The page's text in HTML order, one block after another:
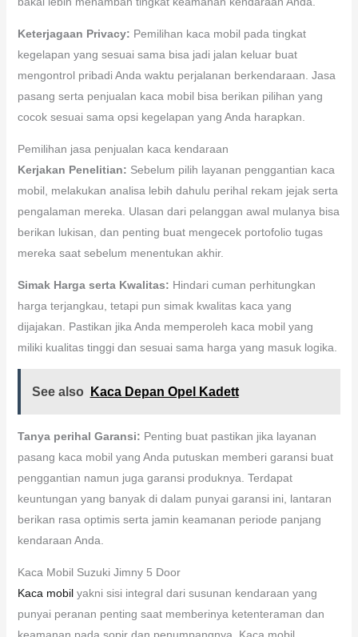
Keterjagaan Privacy: Pemilihan kaca mobil pada tingkat
kegelapan yang sesuai sama bisa jadi jalan keluar buat
mengontrol pribadi Anda waktu perjalanan berkendaraan. Jasa
pasang serta penjualan kaca mobil bisa berikan pilihan yang
cocok sesuai sama opsi kegelapan yang Anda harapkan.
Pemilihan jasa penjualan kaca kendaraan
Kerjakan Penelitian: Sebelum pilih layanan penggantian kaca
mobil, melakukan analisa lebih dahulu perihal rekam jejak serta
pengalaman mereka. Ulasan dari pelanggan awal mulanya bisa
berikan lukisan, dan penting buat mengecek portofolio tugas
mereka saat sebelum menentukan akhir.
Simak Harga serta Kwalitas: Hindari cuman perhitungkan
harga terjangkau, tetapi pun simak kwalitas kaca yang
dijajakan. Pastikan jika Anda memperoleh kaca mobil yang
miliki kualitas tinggi dan sesuai sama harga yang masuk logika.
See also Kaca Depan Opel Kadett
Tanya perihal Garansi: Penting buat pastikan jika layanan
pasang kaca mobil yang Anda putuskan memberi garansi buat
penggantian namun juga garansi produknya. Terdapat
keuntungan yang banyak di dalam punyai garansi ini, lantaran
berikan rasa optimis serta jamin keamanan periode panjang
kendaraan Anda.
Kaca Mobil Suzuki Jimny 5 Door
Kaca mobilyakni sisi integral dari susunan kendaraan yang
punyai peranan penting saat memberinya ketenteraman dan